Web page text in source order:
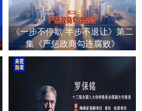
《一步不停歇 半步不退让》第二
集《严惩政商勾连腐败》